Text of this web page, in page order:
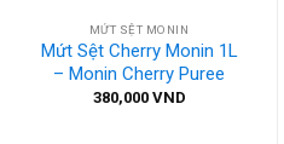
MỨT SỆT MONIN
Mứt Sệt Cherry Monin 1L
– Monin Cherry Puree
380,000 VND